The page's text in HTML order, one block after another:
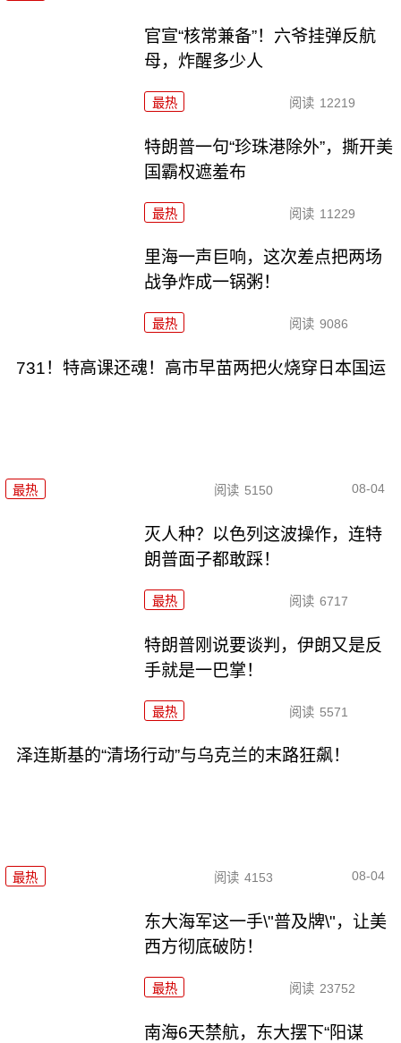
官宣“核常兼备”！六爷挂弹反航
母，炸醒多少人
最热 阅读 12219
特朗普一句“珍珠港除外”，撕开美
国霸权遮羞布
最热 阅读 11229
里海一声巨响，这次差点把两场
战争炸成一锅粥！
最热 阅读 9086
731！特高课还魂！高市早苗两把火烧穿日本国运
最热 阅读 5150 08-04
灭人种？以色列这波操作，连特
朗普面子都敢踩！
最热 阅读 6717
特朗普刚说要谈判，伊朗又是反
手就是一巴掌！
最热 阅读 5571
泽连斯基的“清场行动”与乌克兰的末路狂飙！
最热 阅读 4153 08-04
东大海军这一手\"普及牌\"，让美
西方彻底破防！
最热 阅读 23752
南海6天禁航，东大摆下“阳谋